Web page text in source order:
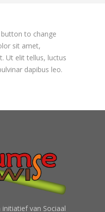
to change
sit amet,
Ut elit tellus, luctus
dapibus leo.
van Sociaal